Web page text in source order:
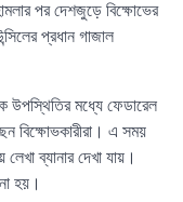
পর দেশজুড়ে বিক্ষোভের
প্রধান গাজাল
উপস্থিতির মধ্যে ফেডারেল
বিক্ষোভকারীরা। এ সময়
ব্যানার দেখা যায়।
হয়।